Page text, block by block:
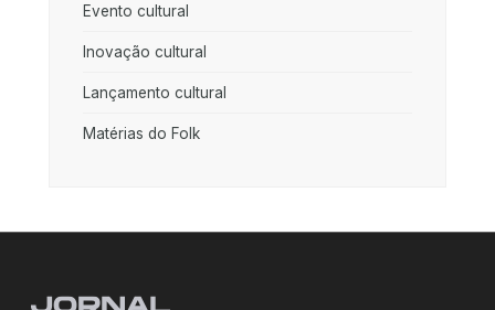
Evento cultural
Inovação cultural
Lançamento cultural
Matérias do Folk